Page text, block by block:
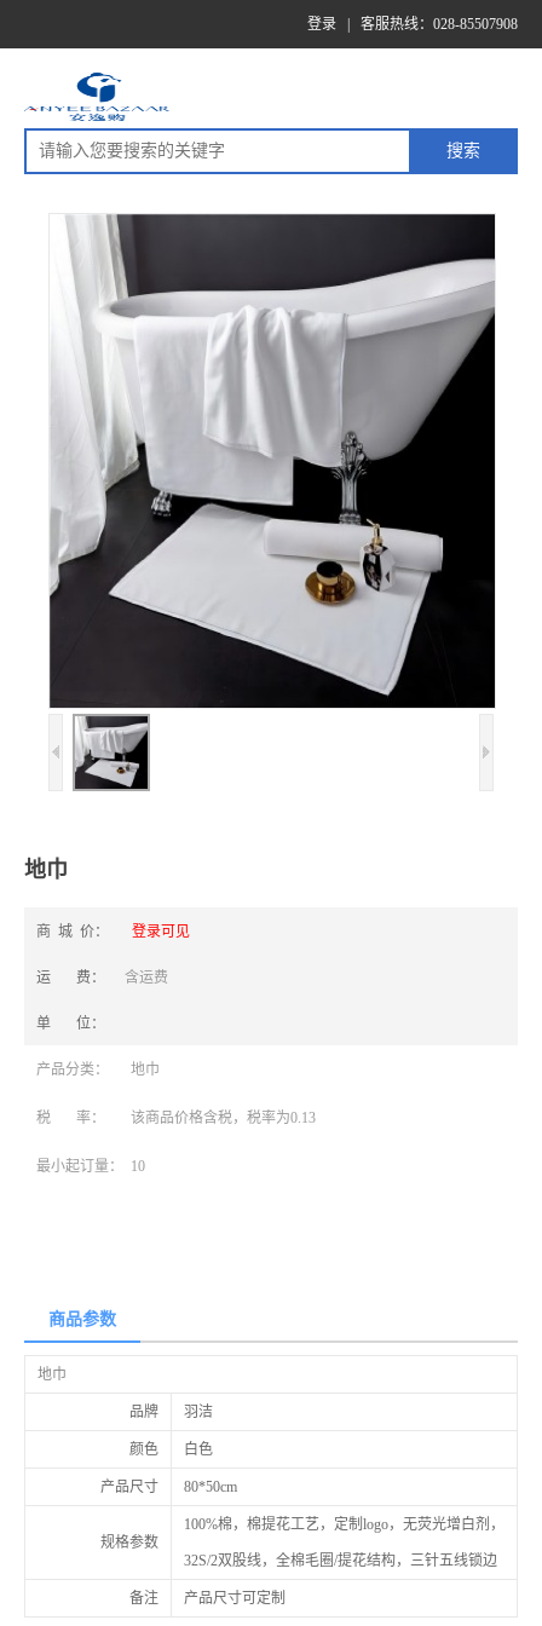
登录 客服热线：028-85507908
地巾
商 城 价： 登录可见
运 费： 含运费
单 位：
产品分类： 地巾
税 率： 该商品价格含税，税率为0.13
最小起订量： 10
商品参数
地巾
品牌 羽洁
颜色 白色
产品尺寸 80*50cm
规格参数
100%棉，棉提花工艺，定制logo，无荧光增白剂，
32S/2双股线，全棉毛圈/提花结构，三针五线锁边
备注 产品尺寸可定制